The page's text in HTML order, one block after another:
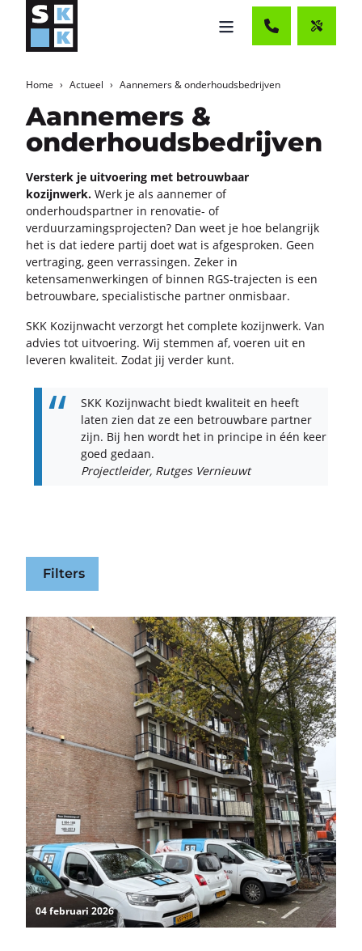
Home Actueel Aannemers & onderhoudsbedrijven
Aannemers &
onderhoudsbedrijven
Ver­sterk je uit­voe­ring met be­trouw­baar
ko­zijn­werk. Werk je als aan­ne­mer of
on­der­houds­part­ner in renovatie-​ of
ver­duur­za­mings­pro­jec­ten? Dan weet je hoe be­lang­rijk
het is dat ie­de­re par­tij doet wat is af­ge­spro­ken. Geen
ver­tra­ging, geen ver­ras­sin­gen. Zeker in
ke­ten­sa­men­wer­kin­gen of bin­nen RGS-​trajecten is een
be­trouw­ba­re, spe­ci­a­lis­ti­sche part­ner on­mis­baar.
SKK Ko­zijn­wacht ver­zorgt het com­ple­te ko­zijn­werk. Van
ad­vies tot uit­voe­ring. Wij stem­men af, voe­ren uit en
le­ve­ren kwa­li­teit. Zodat jij ver­der kunt.
SKK Ko­zijn­wacht biedt kwa­li­teit en heeft
laten zien dat ze een be­trouw­ba­re part­ner
zijn. Bij hen wordt het in prin­ci­pe in één keer
goed ge­daan.
Pro­ject­lei­der, Rut­ges Ver­nieuwt
Filters
04 februari 2026